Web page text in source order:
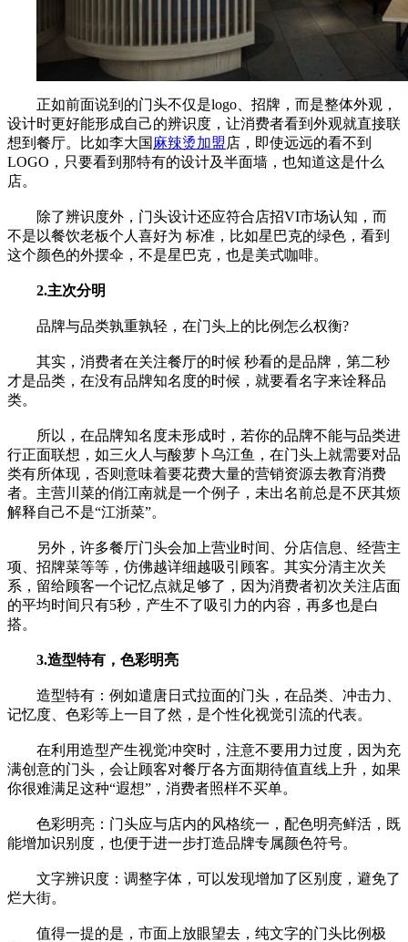
正如前面说到的门头不仅是logo、招牌，而是整体外观，
设计时更好能形成自己的辨识度，让消费者看到外观就直接联
想到餐厅。比如李大国麻辣烫加盟店，即使远远的看不到
LOGO，只要看到那特有的设计及半面墙，也知道这是什么
店。
除了辨识度外，门头设计还应符合店招VI市场认知，而
不是以餐饮老板个人喜好为 标准，比如星巴克的绿色，看到
这个颜色的外摆伞，不是星巴克，也是美式咖啡。
2.主次分明
品牌与品类孰重孰轻，在门头上的比例怎么权衡?
其实，消费者在关注餐厅的时候 秒看的是品牌，第二秒
才是品类，在没有品牌知名度的时候，就要看名字来诠释品
类。
所以，在品牌知名度未形成时，若你的品牌不能与品类进
行正面联想，如三火人与酸萝卜乌江鱼，在门头上就需要对品
类有所体现，否则意味着要花费大量的营销资源去教育消费
者。主营川菜的俏江南就是一个例子，未出名前总是不厌其烦
解释自己不是“江浙菜”。
另外，许多餐厅门头会加上营业时间、分店信息、经营主
项、招牌菜等等，仿佛越详细越吸引顾客。其实分清主次关
系，留给顾客一个记忆点就足够了，因为消费者初次关注店面
的平均时间只有5秒，产生不了吸引力的内容，再多也是白
搭。
3.造型特有，色彩明亮
造型特有：例如遣唐日式拉面的门头，在品类、冲击力、
记忆度、色彩等上一目了然，是个性化视觉引流的代表。
在利用造型产生视觉冲突时，注意不要用力过度，因为充
满创意的门头，会让顾客对餐厅各方面期待值直线上升，如果
你很难满足这种“遐想”，消费者照样不买单。
色彩明亮：门头应与店内的风格统一，配色明亮鲜活，既
能增加识别度，也便于进一步打造品牌专属颜色符号。
文字辨识度：调整字体，可以发现增加了区别度，避免了
烂大街。
值得一提的是，市面上放眼望去，纯文字的门头比例极